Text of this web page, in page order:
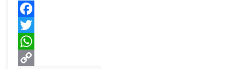
Facebook
Twitter
WhatsApp